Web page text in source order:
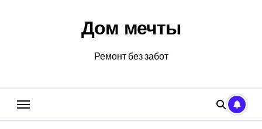
Дом мечты
Ремонт без забот